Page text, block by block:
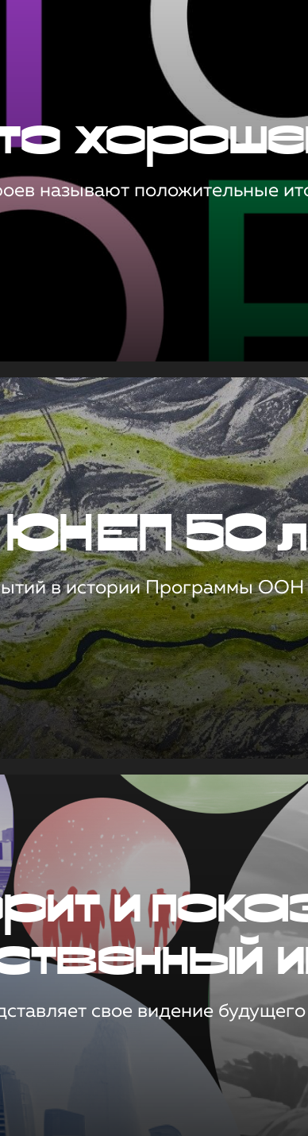
называют положительные
ЮНЕП 50
в истории Программы
и
свое видение